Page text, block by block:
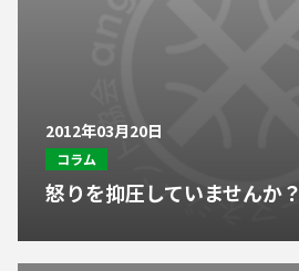
2012年03月20日
コラム
怒りを抑圧していませんか？